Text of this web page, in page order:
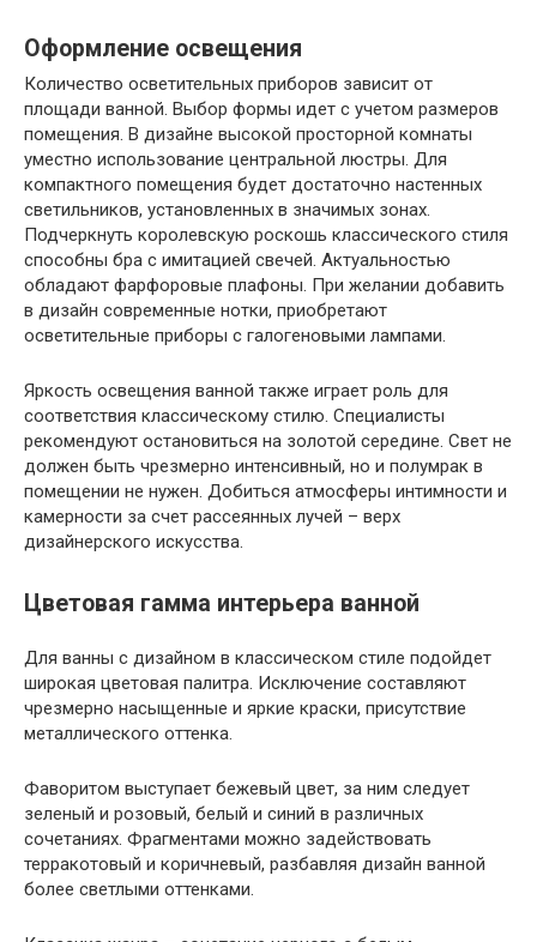
Оформление освещения
Количество осветительных приборов зависит от
площади ванной. Выбор формы идет с учетом размеров
помещения. В дизайне высокой просторной комнаты
уместно использование центральной люстры. Для
компактного помещения будет достаточно настенных
светильников, установленных в значимых зонах.
Подчеркнуть королевскую роскошь классического стиля
способны бра с имитацией свечей. Актуальностью
обладают фарфоровые плафоны. При желании добавить
в дизайн современные нотки, приобретают
осветительные приборы с галогеновыми лампами.
Яркость освещения ванной также играет роль для
соответствия классическому стилю. Специалисты
рекомендуют остановиться на золотой середине. Свет не
должен быть чрезмерно интенсивный, но и полумрак в
помещении не нужен. Добиться атмосферы интимности и
камерности за счет рассеянных лучей – верх
дизайнерского искусства.
Цветовая гамма интерьера ванной
Для ванны с дизайном в классическом стиле подойдет
широкая цветовая палитра. Исключение составляют
чрезмерно насыщенные и яркие краски, присутствие
металлического оттенка.
Фаворитом выступает бежевый цвет, за ним следует
зеленый и розовый, белый и синий в различных
сочетаниях. Фрагментами можно задействовать
терракотовый и коричневый, разбавляя дизайн ванной
более светлыми оттенками.